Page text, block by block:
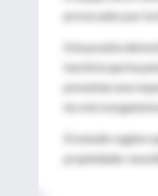
provocados por la
Esta prueba
bacteria que ha
presentan una
los
El estudio
propiedades